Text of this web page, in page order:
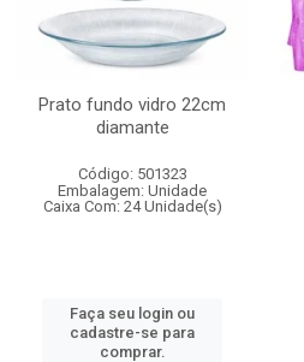
Prato fundo vidro 22cm
diamante
Código: 501323
Embalagem: Unidade
Caixa Com: 24 Unidade(s)
Faça seu login ou
cadastre-se para
comprar.